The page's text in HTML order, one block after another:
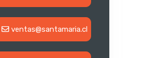
ventas@santamaria.cl